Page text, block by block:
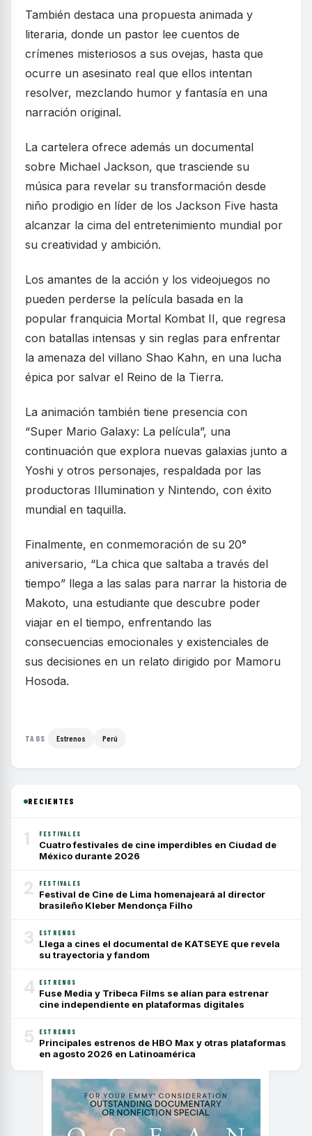
También destaca una propuesta animada y
literaria, donde un pastor lee cuentos de
crímenes misteriosos a sus ovejas, hasta que
ocurre un asesinato real que ellos intentan
resolver, mezclando humor y fantasía en una
narración original.
La cartelera ofrece además un documental
sobre Michael Jackson, que trasciende su
música para revelar su transformación desde
niño prodigio en líder de los Jackson Five hasta
alcanzar la cima del entretenimiento mundial por
su creatividad y ambición.
Los amantes de la acción y los videojuegos no
pueden perderse la película basada en la
popular franquicia Mortal Kombat II, que regresa
con batallas intensas y sin reglas para enfrentar
la amenaza del villano Shao Kahn, en una lucha
épica por salvar el Reino de la Tierra.
La animación también tiene presencia con
“Super Mario Galaxy: La película”, una
continuación que explora nuevas galaxias junto a
Yoshi y otros personajes, respaldada por las
productoras Illumination y Nintendo, con éxito
mundial en taquilla.
Finalmente, en conmemoración de su 20°
aniversario, “La chica que saltaba a través del
tiempo” llega a las salas para narrar la historia de
Makoto, una estudiante que descubre poder
viajar en el tiempo, enfrentando las
consecuencias emocionales y existenciales de
sus decisiones en un relato dirigido por Mamoru
Hosoda.
TAGS Estrenos Perú
RECIENTES
1 FESTIVALES
Cuatro festivales de cine imperdibles en Ciudad de
México durante 2026
2 FESTIVALES
Festival de Cine de Lima homenajeará al director
brasileño Kleber Mendonça Filho
3 ESTRENOS
Llega a cines el documental de KATSEYE que revela
su trayectoria y fandom
4 ESTRENOS
Fuse Media y Tribeca Films se alían para estrenar
cine independiente en plataformas digitales
5 ESTRENOS
Principales estrenos de HBO Max y otras plataformas
en agosto 2026 en Latinoamérica